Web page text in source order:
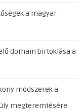
a magyar
domain birtoklása a
módszerek a
megteremtésére